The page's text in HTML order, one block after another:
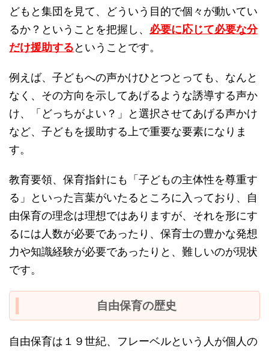
どもと集団を見て、どういう目的で個々が動いてい
るか？ということを把握し、 必要に応じて必要な分
だけ援助するということです。
例えば、子どもへの声かけひとつとっても、なんと
なく、その方向を示してあげるような誘導する声か
け、「どっちがよい？」と選択させてあげる声かけ
など、子どもを援助する上で重要な要素になりま
す。
教育要領、保育指針にも「子どもの主体性を尊重す
る」といった言葉がいたるところに入っており、自
由保育の理念は理想ではありますが、それを形にす
るには人数が必要であったり、保育士の豊かな発想
力や知識経験が必要であったりと、難しいのが現状
です。
自由保育の歴史
自由保育は１９世紀、フレーベルという人が個人の